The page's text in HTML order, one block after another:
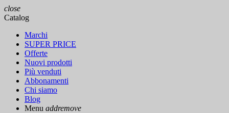
close
Catalog
Marchi
SUPER PRICE
Offerte
Nuovi prodotti
Più venduti
Abbonamenti
Chi siamo
Blog
Menu addremove